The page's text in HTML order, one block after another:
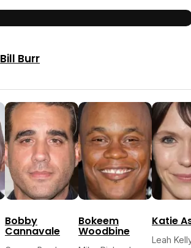
Bill Burr
Bobby
Cannavale
Bokeem
Woodbine
Katie
Leah